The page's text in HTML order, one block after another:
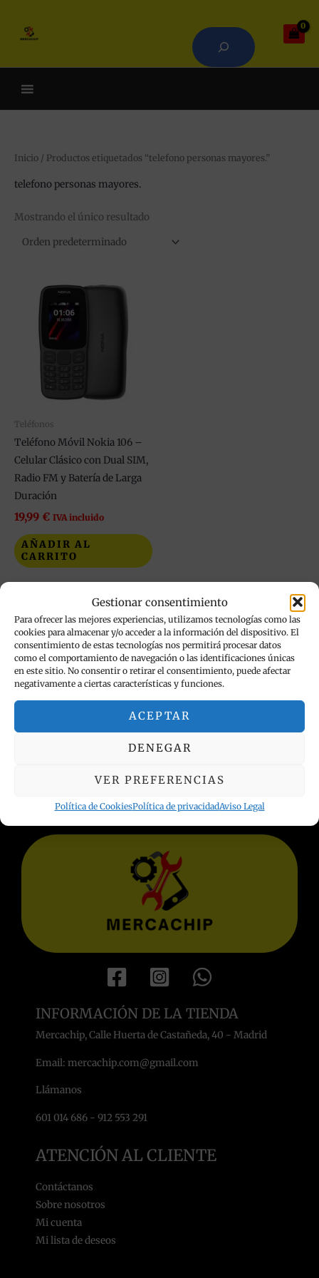
Gestionar consentimiento
Para ofrecer las mejores experiencias, utilizamos tecnologías como las
cookies para almacenar y/o acceder a la información del dispositivo. El
consentimiento de estas tecnologías nos permitirá procesar datos
como el comportamiento de navegación o las identificaciones únicas
en este sitio. No consentir o retirar el consentimiento, puede afectar
negativamente a ciertas características y funciones.
ACEPTAR
DENEGAR
VER PREFERENCIAS
Política de CookiesPolítica de privacidadAviso Legal
contenido
Inicio / Productos etiquetados “telefono personas mayores.”
telefono personas mayores.
Mostrando el único resultado
Teléfonos
Teléfono Móvil Nokia 106 –
Celular Clásico con Dual SIM,
Radio FM y Batería de Larga
Duración
19,99 € IVA incluido
AÑADIR AL
CARRITO
INFORMACIÓN LEGAL
Términos y condiciones
Aviso Legal
INFORMACIÓN DE LA TIENDA
Mercachip, Calle Huerta de Castañeda, 40 - Madrid
Email: mercachip.com@gmail.com
Llámanos
601 014 686 - 912 553 291
ATENCIÓN AL CLIENTE
Contáctanos
Sobre nosotros
Mi cuenta
Mi lista de deseos